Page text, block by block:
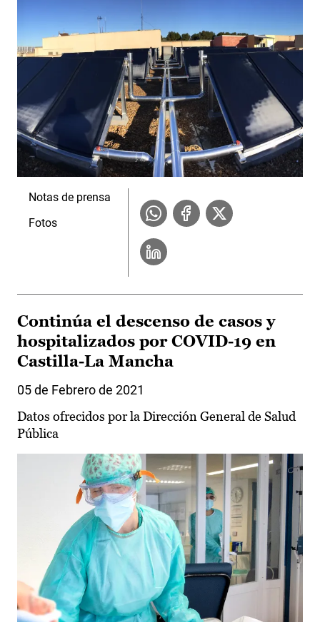
Notas de prensa
Fotos
Continúa el descenso de casos y
hospitalizados por COVID-19 en
Castilla-La Mancha
05 de Febrero de 2021
Datos ofrecidos por la Dirección General de Salud
Pública